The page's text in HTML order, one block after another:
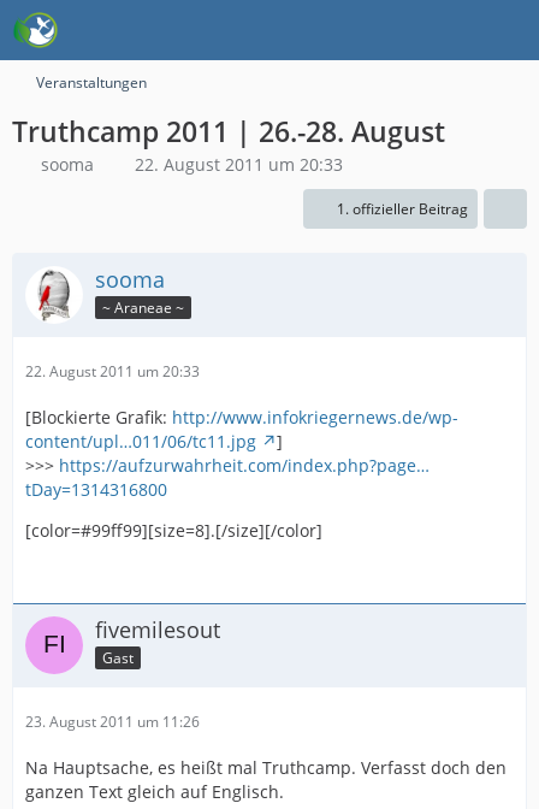
Veranstaltungen
Truthcamp 2011 | 26.-28. August
sooma 22. August 2011 um 20:33
1. offizieller Beitrag
sooma
~ Araneae ~
22. August 2011 um 20:33
[Blockierte Grafik: http://www.infokriegernews.de/wp-
content/upl…011/06/tc11.jpg
]
>>> https://aufzurwahrheit.com/index.php?page…
tDay=1314316800
[color=#99ff99][size=8].[/size][/color]
fivemilesout
Gast
23. August 2011 um 11:26
Na Hauptsache, es heißt mal Truthcamp. Verfasst doch den
ganzen Text gleich auf Englisch.